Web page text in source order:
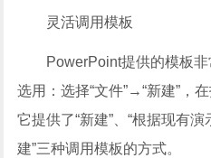
灵活调用模板
PowerPoint提供的模板非
选用：选择“文件”→“新建”，
它提供了“新建”、“根据现有
建”三种调用模板的方式。